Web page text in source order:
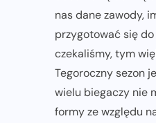
nas dane zawody,
przygotować się do
czekaliśmy, tym
Tegoroczny sezon
wielu biegaczy nie
formy ze względu